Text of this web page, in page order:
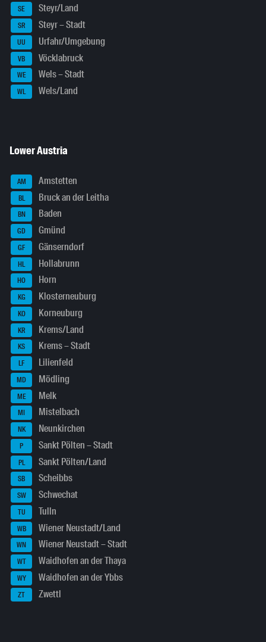
SE Steyr/Land
SR Steyr – Stadt
UU Urfahr/Umgebung
VB Vöcklabruck
WE Wels – Stadt
WL Wels/Land
Lower Austria
AM Amstetten
BL Bruck an der Leitha
BN Baden
GD Gmünd
GF Gänserndorf
HL Hollabrunn
HO Horn
KG Klosterneuburg
KO Korneuburg
KR Krems/Land
KS Krems – Stadt
LF Lilienfeld
MD Mödling
ME Melk
MI Mistelbach
NK Neunkirchen
P Sankt Pölten – Stadt
PL Sankt Pölten/Land
SB Scheibbs
SW Schwechat
TU Tulln
WB Wiener Neustadt/Land
WN Wiener Neustadt – Stadt
WT Waidhofen an der Thaya
WY Waidhofen an der Ybbs
ZT Zwettl